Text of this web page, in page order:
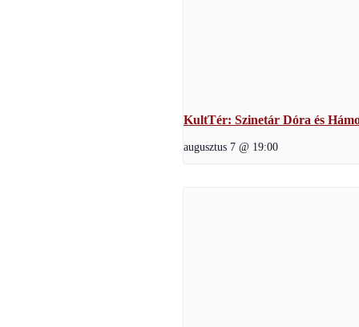
KultTér: Szinetár Dóra és
augusztus 7 @ 19:00